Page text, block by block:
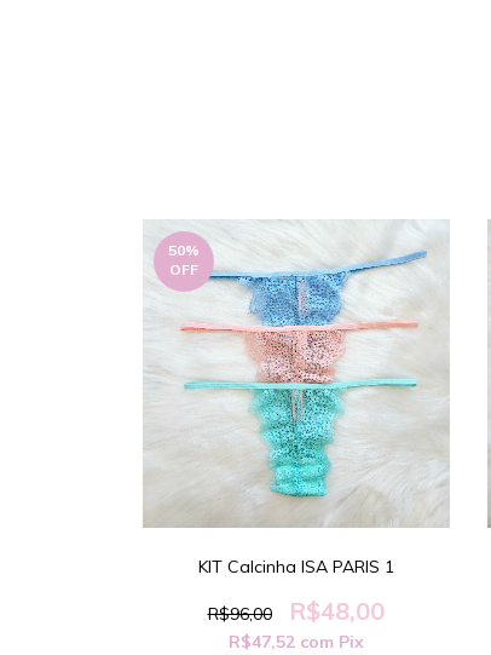
50%
OFF
KIT Calcinha ISA PARIS 1
R$96,00 R$48,00
R$47,52 com Pix